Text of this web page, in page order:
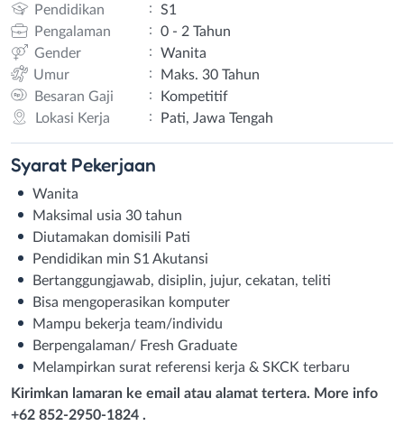
Pendidikan :
S1
Pengalaman
:
0 - 2 Tahun
Gender
:
Wanita
Umur
:
Maks. 30 Tahun
Besaran Gaji
:
Kompetitif
Lokasi Kerja
: Pati, Jawa Tengah
Syarat Pekerjaan
Wanita
Maksimal usia 30 tahun
Diutamakan domisili Pati
Pendidikan min S1 Akutansi
Bertanggungjawab, disiplin, jujur, cekatan, teliti
Bisa mengoperasikan komputer
Mampu bekerja team/individu
Berpengalaman/ Fresh Graduate
Melampirkan surat referensi kerja & SKCK terbaru
Kirimkan lamaran ke email atau alamat tertera. More info
+62 852-2950-1824 .